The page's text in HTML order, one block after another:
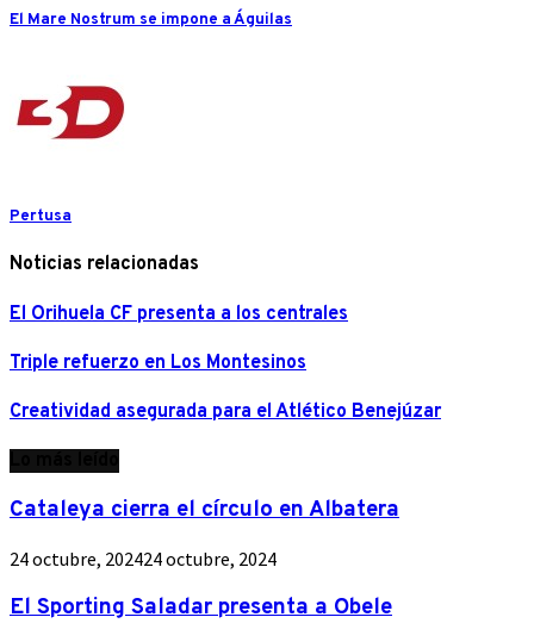
El Mare Nostrum se impone a Águilas
Pertusa
Noticias relacionadas
El Orihuela CF presenta a los centrales
Triple refuerzo en Los Montesinos
Creatividad asegurada para el Atlético Benejúzar
Cataleya cierra el círculo en Albatera
24 octubre, 202424 octubre, 2024
El Sporting Saladar presenta a Obele